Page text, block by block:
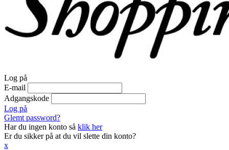
Log på
E-mail
Adgangskode
Log på
Glemt password?
Har du ingen konto så klik her
Er du sikker på at du vil slette din konto?
x